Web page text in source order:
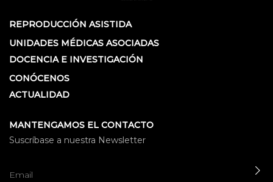
REPRODUCCIÓN ASISTIDA
UNIDADES MÉDICAS ASOCIADAS
DOCENCIA E INVESTIGACIÓN
CONÓCENOS
ACTUALIDAD
MANTENGAMOS EL CONTACTO
Suscríbase a nuestra Newsletter